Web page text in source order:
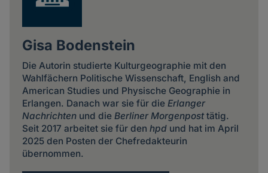
Gisa Bodenstein
Die Autorin studierte Kulturgeographie mit den
Wahlfächern Politische Wissenschaft, English and
American Studies und Physische Geographie in
Erlangen. Danach war sie für die Erlanger
Nachrichtenund die Berliner Morgenposttätig.
Seit 2017 arbeitet sie für den hpdund hat im April
2025 den Posten der Chefredakteurin
übernommen.